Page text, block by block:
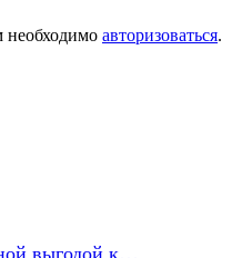
необходимо авторизоваться.